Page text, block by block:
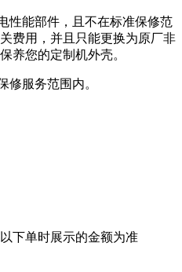
性能部件，且不在标准保修范
费用，并且只能更换为原厂非
养您的定制机外壳。
修服务范围内。
下单时展示的金额为准